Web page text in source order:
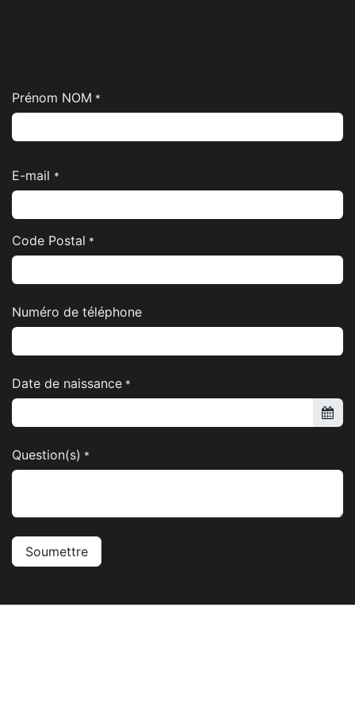
Prénom NOM *
E-mail *
Code Postal *
Numéro de téléphone
Date de naissance *
Question(s) *
Soumettre